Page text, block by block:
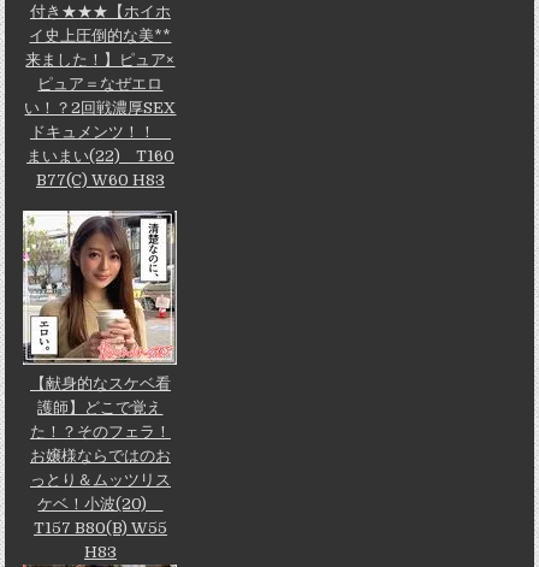
付き★★★【ホイホ
イ史上圧倒的な美**
来ました！】ピュア×
ピュア＝なぜエロ
い！？2回戦濃厚SEX
ドキュメンツ！！
まいまい(22) T160
B77(C) W60 H83
【献身的なスケベ看
護師】どこで覚え
た！？そのフェラ！
お嬢様ならではのお
っとり＆ムッツリス
ケベ！小波(20)
T157 B80(B) W55
H83